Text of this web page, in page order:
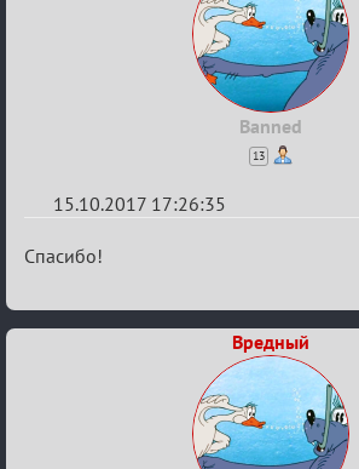
Banned
13
15.10.2017 17:26:35
Re:
Лиги
Спасибо!
Вредный